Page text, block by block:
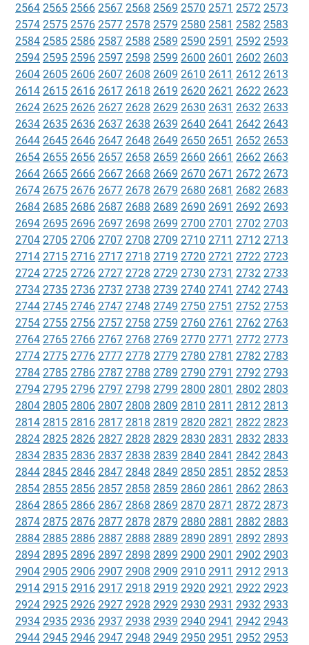
2564 2565 2566 2567 2568 2569 2570 2571 2572 2573
2574 2575 2576 2577 2578 2579 2580 2581 2582 2583
2584 2585 2586 2587 2588 2589 2590 2591 2592 2593
2594 2595 2596 2597 2598 2599 2600 2601 2602 2603
2604 2605 2606 2607 2608 2609 2610 2611 2612 2613
2614 2615 2616 2617 2618 2619 2620 2621 2622 2623
2624 2625 2626 2627 2628 2629 2630 2631 2632 2633
2634 2635 2636 2637 2638 2639 2640 2641 2642 2643
2644 2645 2646 2647 2648 2649 2650 2651 2652 2653
2654 2655 2656 2657 2658 2659 2660 2661 2662 2663
2664 2665 2666 2667 2668 2669 2670 2671 2672 2673
2674 2675 2676 2677 2678 2679 2680 2681 2682 2683
2684 2685 2686 2687 2688 2689 2690 2691 2692 2693
2694 2695 2696 2697 2698 2699 2700 2701 2702 2703
2704 2705 2706 2707 2708 2709 2710 2711 2712 2713
2714 2715 2716 2717 2718 2719 2720 2721 2722 2723
2724 2725 2726 2727 2728 2729 2730 2731 2732 2733
2734 2735 2736 2737 2738 2739 2740 2741 2742 2743
2744 2745 2746 2747 2748 2749 2750 2751 2752 2753
2754 2755 2756 2757 2758 2759 2760 2761 2762 2763
2764 2765 2766 2767 2768 2769 2770 2771 2772 2773
2774 2775 2776 2777 2778 2779 2780 2781 2782 2783
2784 2785 2786 2787 2788 2789 2790 2791 2792 2793
2794 2795 2796 2797 2798 2799 2800 2801 2802 2803
2804 2805 2806 2807 2808 2809 2810 2811 2812 2813
2814 2815 2816 2817 2818 2819 2820 2821 2822 2823
2824 2825 2826 2827 2828 2829 2830 2831 2832 2833
2834 2835 2836 2837 2838 2839 2840 2841 2842 2843
2844 2845 2846 2847 2848 2849 2850 2851 2852 2853
2854 2855 2856 2857 2858 2859 2860 2861 2862 2863
2864 2865 2866 2867 2868 2869 2870 2871 2872 2873
2874 2875 2876 2877 2878 2879 2880 2881 2882 2883
2884 2885 2886 2887 2888 2889 2890 2891 2892 2893
2894 2895 2896 2897 2898 2899 2900 2901 2902 2903
2904 2905 2906 2907 2908 2909 2910 2911 2912 2913
2914 2915 2916 2917 2918 2919 2920 2921 2922 2923
2924 2925 2926 2927 2928 2929 2930 2931 2932 2933
2934 2935 2936 2937 2938 2939 2940 2941 2942 2943
2944 2945 2946 2947 2948 2949 2950 2951 2952 2953